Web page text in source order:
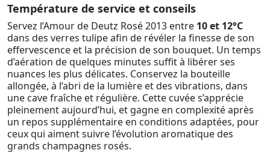
Température de service et conseils
Servez l’Amour de Deutz Rosé 2013 entre 10 et 12°C
dans des verres tulipe afin de révéler la finesse de son
effervescence et la précision de son bouquet. Un temps
d’aération de quelques minutes suffit à libérer ses
nuances les plus délicates. Conservez la bouteille
allongée, à l’abri de la lumière et des vibrations, dans
une cave fraîche et régulière. Cette cuvée s’apprécie
pleinement aujourd’hui, et gagne en complexité après
un repos supplémentaire en conditions adaptées, pour
ceux qui aiment suivre l’évolution aromatique des
grands champagnes rosés.